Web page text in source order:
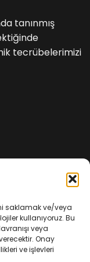
saklamak ve/veya
kullanıyoruz. Bu
veya
Onay
ve işlevleri
tanınmış
tecrübelerimizi